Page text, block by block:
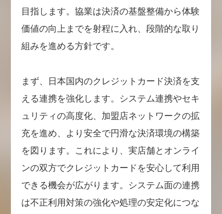
目指します。協業は決済の基盤整備から体験
価値の向上までを射程に入れ、段階的な取り
組みを進める方針です。
まず、日本国内のクレジットカード決済を支
える連携を強化します。システム連携やセキ
ュリティの高度化、加盟店ネットワークの拡
充を進め、より安全で円滑な決済環境の構築
を図ります。これにより、実店舗とオンライ
ンの双方でクレジットカードを安心して利用
できる機会が広がります。システム面の連携
は不正利用対策の強化や処理の安定化につな